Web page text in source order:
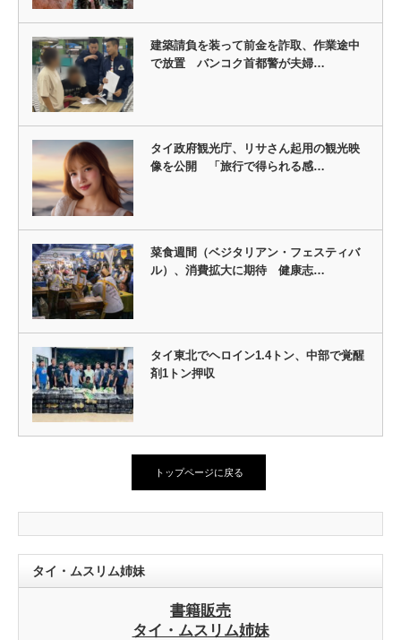
建築請負を装って前金を詐取、作業途中
で放置 バンコク首都警が夫婦…
タイ政府観光庁、リサさん起用の観光映
像を公開 「旅行で得られる感…
菜食週間（ベジタリアン・フェスティバ
ル）、消費拡大に期待 健康志…
タイ東北でヘロイン1.4トン、中部で覚醒
剤1トン押収
トップページに戻る
タイ・ムスリム姉妹
書籍販売
タイ・ムスリム姉妹